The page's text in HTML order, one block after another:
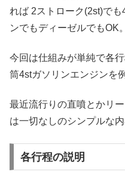
れば 2ストローク(2st)で
ンでもディーゼルでもOK。
今回は仕組みが単純で各
筒4stガソリンエンジンを
最近流行りの直噴とかリ
は一切なしのシンプルな内
各行程の説明